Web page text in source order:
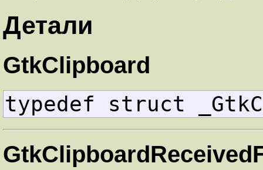
Детали
GtkClipboard
typedef struct